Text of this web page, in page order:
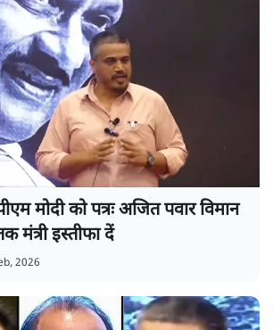
मोदी को पत्रः अजित पवार विमान
मंत्री इस्तीफा दें
2026